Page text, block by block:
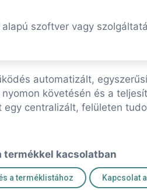
alapú szoftver vagy
automatizált,
követésén és a
egy centralizált, felületen
termékkel kacsolatban
Visszalépés a terméklistához